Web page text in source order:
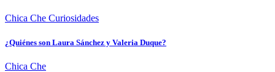
Chica Che Curiosidades
¿Quiénes son Laura Sánchez y Valeria Duque?
Chica Che